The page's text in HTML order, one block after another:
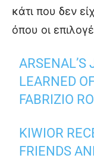
κάτι που δεν
όπου οι
ARSENAL’S
LEARNED
FABRIZIO
KIWIOR
FRIENDS